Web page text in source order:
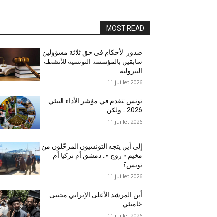
MOST READ
صدور الأحكام في حق ثلاثة مسؤولين
سابقين بالمؤسسة التونسية للأنشطة
البترولية
11 juillet 2026
تونس تتقدم في مؤشر الأداء البيئي
2026… ولكن
11 juillet 2026
إلى أين يتجه التونسيون المرحّلون من
مخيم « روج ».. دمشق أم تركيا أم
تونس؟
11 juillet 2026
أين المرشد الأعلى الإيراني مجتبى
خامنئي
11 juillet 2026